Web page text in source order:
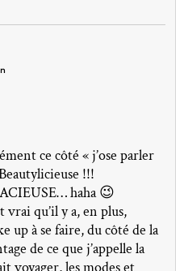
ce côté « j’ose parler
!!!
haha 😉
qu’il y a, en plus,
up à se faire, du côté de la
de ce que j’appelle la